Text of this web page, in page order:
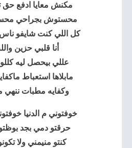
مكنش معايا ادفع حق
محستوش بجراحي
كل اللي كنت شايفو
أنا قلبي حزين
عللي بيحصل ليه
مابلاها استعباط
وكفايه مطبات ننهي
خوفتوني م الدنيا
حرقتو دمي بجد
كنتو منيمني ولا